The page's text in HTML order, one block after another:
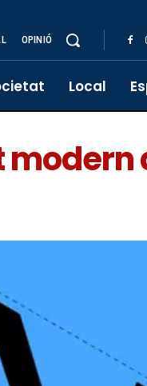
OPINIÓ
Local
modern